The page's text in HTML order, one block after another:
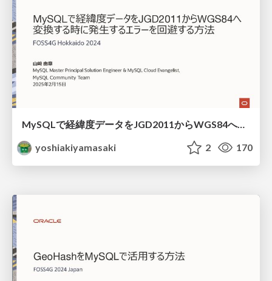
MySQLで経緯度データをJGD2011からWGS84へ変換する時に発生するエラーを回避する方法 / How to avoid errors when converting JGD2011 data
yoshiakiyamasaki
2 170